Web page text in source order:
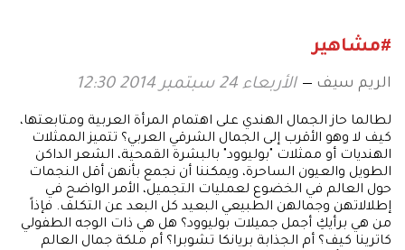
#مشاهير
الريم سيف الأربعاء 24 سبتمبر 2014 12:30
لطالما حاز الجمال الهندي على اهتمام المرأة العربية ومتابعتها،
كيف لا وهو الأقرب إلى الجمال الشرقي العربي؟ تتميز الممثلات
الهنديات أو ممثلات "بوليوود" بالبشرة القمحية، الشعر الداكن
الطويل والعيون الساحرة، ويمكننا أن نجمع بأنهن أقل النجمات
حول العالم في الخضوع لعمليات التجميل، الأمر الواضح في
إطلالاتهن وجمالهن الطبيعي البعيد كل البعد عن التكلف. فإذاً
من هي برأيكِ أجمل جميلات بوليوود؟ هل هي ذات الوجه الطفولي
كاترينا كيف؟ أم الجذابة بريانكا تشوبرا؟ أم ملكة جمال العالم